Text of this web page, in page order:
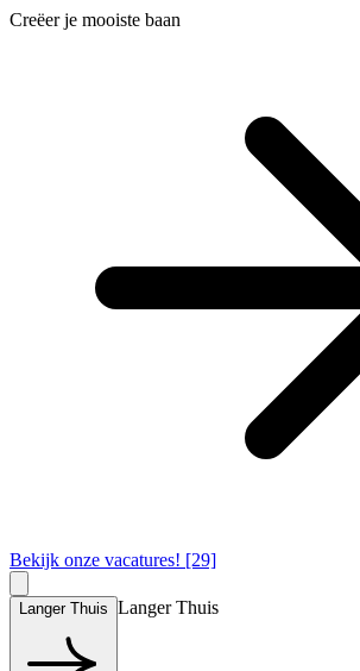
Creëer je mooiste baan
Bekijk onze vacatures! [29]
Langer Thuis Langer Thuis